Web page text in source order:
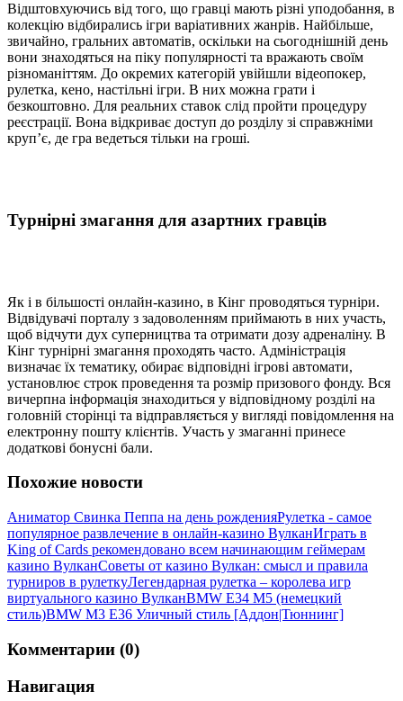
Відштовхуючись від того, що гравці мають різні уподобання, в
колекцію відбирались ігри варіативних жанрів. Найбільше,
звичайно, гральних автоматів, оскільки на сьогоднішній день
вони знаходяться на піку популярності та вражають своїм
різноманіттям. До окремих категорій увійшли відеопокер,
рулетка, кено, настільні ігри. В них можна грати і
безкоштовно. Для реальних ставок слід пройти процедуру
реєстрації. Вона відкриває доступ до розділу зі справжніми
круп’є, де гра ведеться тільки на гроші.
Турнірні змагання для азартних гравців
Як і в більшості онлайн-казино, в Кінг проводяться турніри.
Відвідувачі порталу з задоволенням приймають в них участь,
щоб відчути дух суперництва та отримати дозу адреналіну. В
Кінг турнірні змагання проходять часто. Адміністрація
визначає їх тематику, обирає відповідні ігрові автомати,
установлює строк проведення та розмір призового фонду. Вся
вичерпна інформація знаходиться у відповідному розділі на
головній сторінці та відправляється у вигляді повідомлення на
електронну пошту клієнтів. Участь у змаганні принесе
додаткові бонусні бали.
Похожие новости
Аниматор Свинка Пеппа на день рожденияРулетка - самое
популярное развлечение в онлайн-казино ВулканИграть в
King of Cards рекомендовано всем начинающим геймерам
казино ВулканСоветы от казино Вулкан: смысл и правила
турниров в рулеткуЛегендарная рулетка – королева игр
виртуального казино ВулканBMW E34 M5 (немецкий
стиль)BMW M3 E36 Уличный стиль [Аддон|Тюннинг]
Комментарии (0)
Навигация